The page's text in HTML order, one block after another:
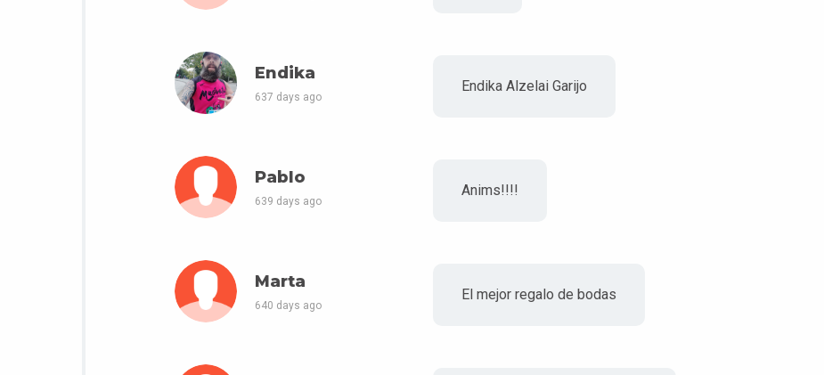
Endika
637 days ago
Endika Alzelai Garijo
Pablo
639 days ago
Anims!!!!
Marta
640 days ago
El mejor regalo de bodas